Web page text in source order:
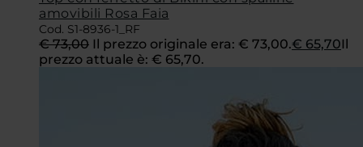
amovibili Rosa Faia
Cod. S1-8936-1_RF
€73,00 Il prezzo originale era: € 73,00.€ 65,70Il
prezzo attuale è: € 65,70.